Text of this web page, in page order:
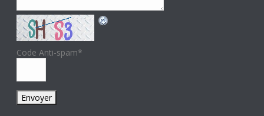
Code Anti-spam*